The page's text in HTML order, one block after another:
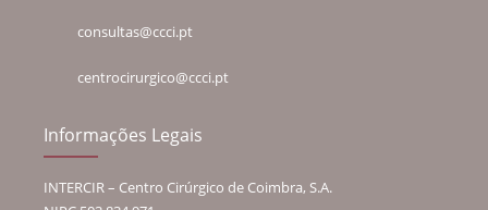
consultas@ccci.pt
centrocirurgico@ccci.pt
Informações Legais
INTERCIR – Centro Cirúrgico de Coimbra, S.A.